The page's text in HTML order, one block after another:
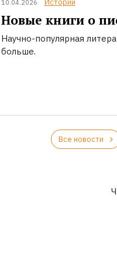
10.04.2026 Истории
Новые книги о
Научно-популярная
больше.
Все новости